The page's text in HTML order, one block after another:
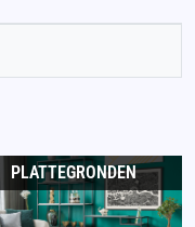
PLATTEGRONDEN